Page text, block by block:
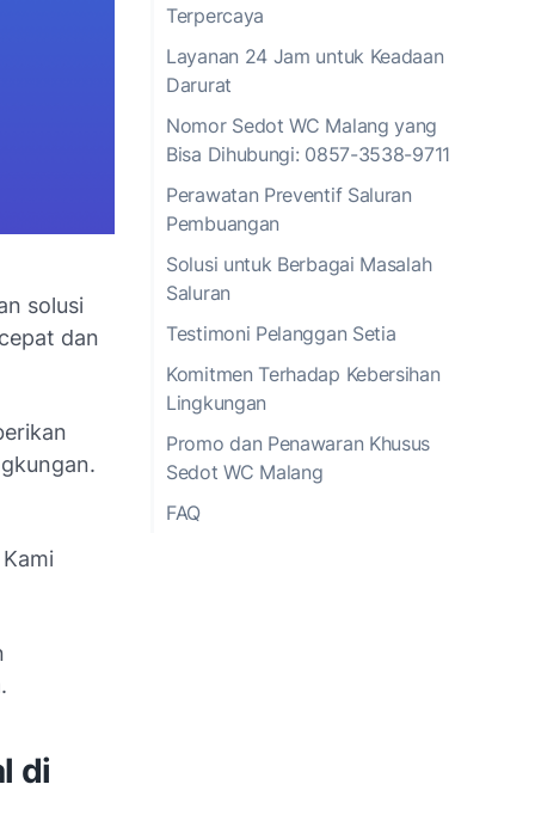
Terpercaya
Layanan 24 Jam untuk Keadaan
Darurat
Nomor Sedot WC Malang yang
Bisa Dihubungi: 0857-3538-9711
Perawatan Preventif Saluran
Pembuangan
Solusi untuk Berbagai Masalah
Saluran
Testimoni Pelanggan Setia
Komitmen Terhadap Kebersihan
Lingkungan
Promo dan Penawaran Khusus
Sedot WC Malang
FAQ
solusi
dan
di